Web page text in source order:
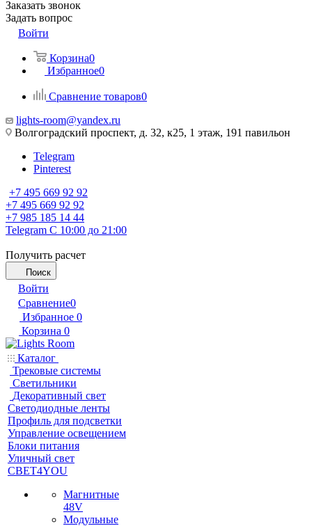
Заказать звонок
Задать вопрос
Войти
Корзина0
Избранное0
Сравнение товаров0
lights-room@yandex.ru
Волгоградский проспект, д. 32, к25, 1 этаж, 191 павильон
Telegram
Pinterest
+7 495 669 92 92
+7 495 669 92 92
+7 985 185 14 44
Telegram С 10:00 до 21:00
Получить расчет
Поиск
Войти
Сравнение0
Избранное 0
Корзина 0
Каталог
Трековые системы
Светильники
Декоративный свет
Светодиодные ленты
Профиль для подсветки
Управление освещением
Блоки питания
Уличный свет
СВЕТ4YOU
Магнитные
48V
Модульные